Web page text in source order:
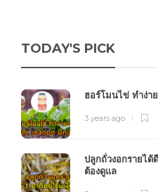
TODAY'S PICK
ฮอร์โมนไข่ ทำง่าย
3 years ago
ปลูกถั่วงอกรายได้
ต้องดูแล